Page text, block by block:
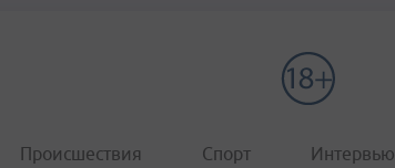
Происшествия Спорт Интервью